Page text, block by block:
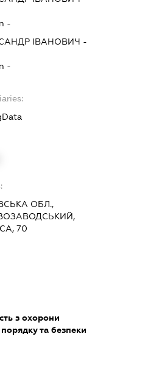
-
ІВАНОВИЧ -
-
ОБЛ.,
70
з охорони
та безпеки